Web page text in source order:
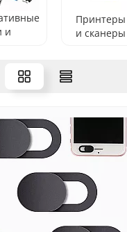
и
Принтеры
и сканеры